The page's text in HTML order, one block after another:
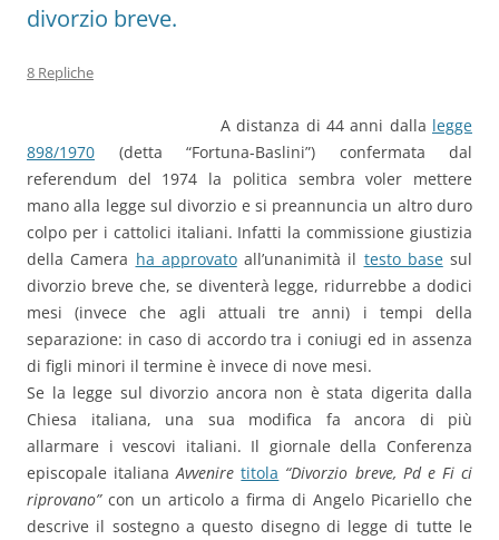
divorzio breve.
8 Repliche
A distanza di 44 anni dalla legge
898/1970 (detta “Fortuna-Baslini”) confermata dal
referendum del 1974 la politica sembra voler mettere
mano alla legge sul divorzio e si preannuncia un altro duro
colpo per i cattolici italiani. Infatti la commissione giustizia
della Camera ha approvatoall’unanimità il testo basesul
divorzio breve che, se diventerà legge, ridurrebbe a dodici
mesi (invece che agli attuali tre anni) i tempi della
separazione: in caso di accordo tra i coniugi ed in assenza
di figli minori il termine è invece di nove mesi.
Se la legge sul divorzio ancora non è stata digerita dalla
Chiesa italiana, una sua modifica fa ancora di più
allarmare i vescovi italiani. Il giornale della Conferenza
episcopale italianaAvvenire titola “Divorzio breve, Pd e Fi ci
riprovano”con un articolo a firma di Angelo Picariello che
descrive il sostegno a questo disegno di legge di tutte le